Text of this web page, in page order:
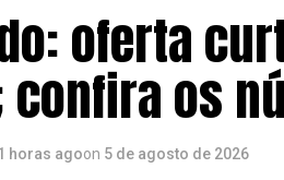
oferta
confira os
horas agoon 5 de agosto de 2026